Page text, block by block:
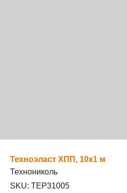
Техноэласт ХПП, 10х1 м
Технониколь
SKU: TEP31005